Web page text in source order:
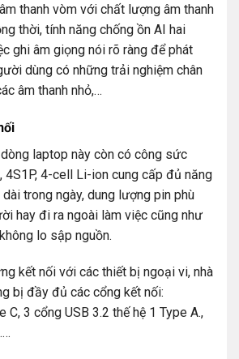
thanh vòm với chất lượng âm thanh
thời, tính năng chống ồn AI hai
ghi âm giọng nói rõ ràng để phát
dùng có những trải nghiệm chân
âm thanh nhỏ,…
laptop này còn có công sức
4S1P, 4-cell Li-ion cung cấp đủ năng
trong ngày, dung lượng pin phù
hay đi ra ngoài làm việc cũng như
lo sập nguồn.
kết nối với các thiết bị ngoại vi, nhà
bị đầy đủ các cổng kết nối:
C, 3 cổng USB 3.2 thế hệ 1 Type A.,